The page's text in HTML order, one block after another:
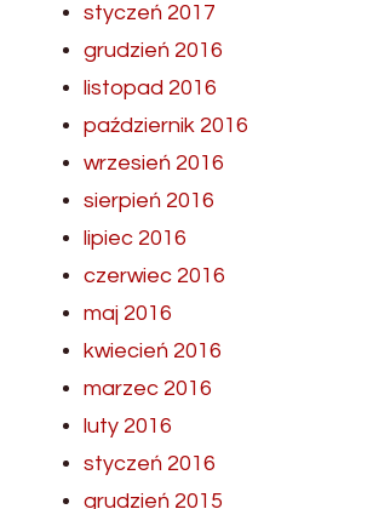
styczeń 2017
grudzień 2016
listopad 2016
październik 2016
wrzesień 2016
sierpień 2016
lipiec 2016
czerwiec 2016
maj 2016
kwiecień 2016
marzec 2016
luty 2016
styczeń 2016
grudzień 2015